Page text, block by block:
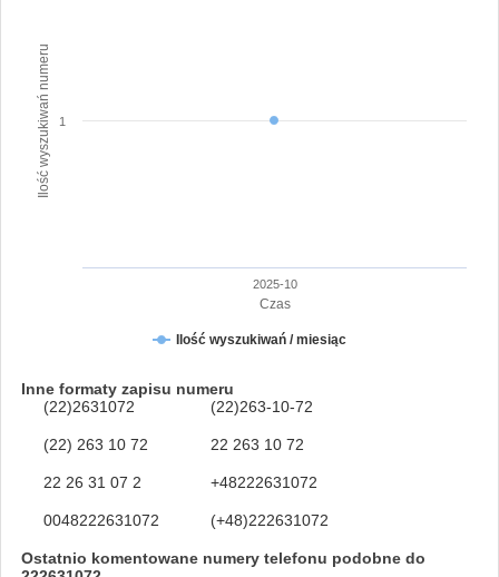
Czas
Ilość wyszukiwań numeru
Ilość wyszukiwań / miesiąc
2025-10
1
Inne formaty zapisu numeru
(22)2631072
(22)263-10-72
(22) 263 10 72 22 263 10 72
22 26 31 07 2 +48222631072
0048222631072 (+48)222631072
Ostatnio komentowane numery telefonu podobne do